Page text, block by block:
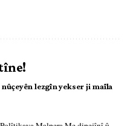
lezgîn yekser ji maîla